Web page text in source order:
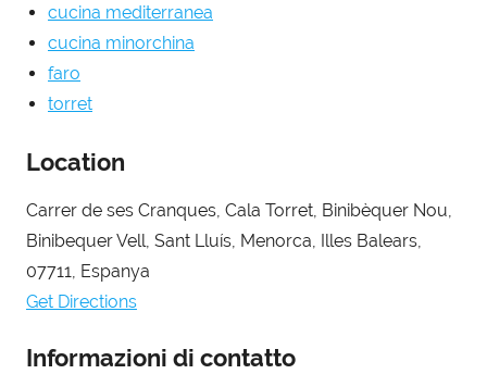
cucina mediterranea
cucina minorchina
faro
torret
Location
Carrer de ses Cranques, Cala Torret, Binibèquer Nou,
Binibequer Vell, Sant Lluís, Menorca, Illes Balears,
07711, Espanya
Get Directions
Informazioni di contatto